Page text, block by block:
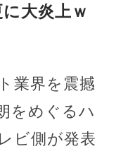
大炎上ｗ
業界を震撼
をめぐるハ
ビ側が発表